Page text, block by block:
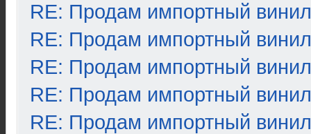
RE: Продам импортный винил
RE: Продам импортный винил
RE: Продам импортный винил
RE: Продам импортный винил
RE: Продам импортный винил